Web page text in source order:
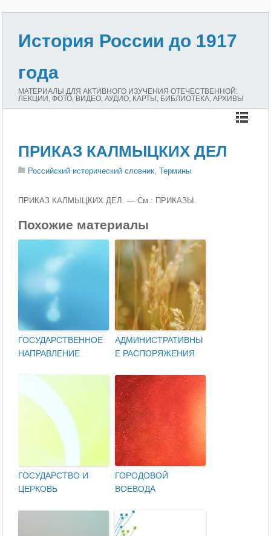
История России до 1917
года
МАТЕРИАЛЫ ДЛЯ АКТИВНОГО ИЗУЧЕНИЯ ОТЕЧЕСТВЕННОЙ:
ЛЕКЦИИ, ФОТО, ВИДЕО, АУДИО, КАРТЫ, БИБЛИОТЕКА, АРХИВЫ
ПРИКАЗ КАЛМЫЦКИХ ДЕЛ
Российский исторический словник,Термины
ПРИКАЗ КАЛМЫЦКИХ ДЕЛ. — См.: ПРИКАЗЫ.
Похожие материалы
ГОСУДАРСТВЕННОЕ
НАПРАВЛЕНИЕ
АДМИНИСТРАТИВНЫ
Е РАСПОРЯЖЕНИЯ
ГОСУДАРСТВО И
ЦЕРКОВЬ
ГОРОДОВОЙ
ВОЕВОДА